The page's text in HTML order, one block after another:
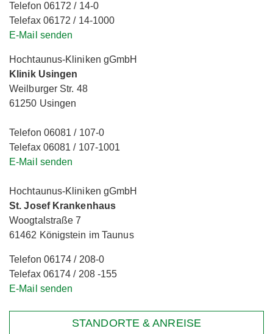
Telefon 06172 / 14-0
Telefax 06172 / 14-1000
E-Mail senden
Hochtaunus-Kliniken gGmbH
Klinik Usingen
Weilburger Str. 48
61250 Usingen
Telefon 06081 / 107-0
Telefax 06081 / 107-1001
E-Mail senden
Hochtaunus-Kliniken gGmbH
St. Josef Krankenhaus
Woogtalstraße 7
61462 Königstein im Taunus
Telefon 06174 / 208-0
Telefax 06174 / 208 -155
E-Mail senden
STANDORTE & ANREISE